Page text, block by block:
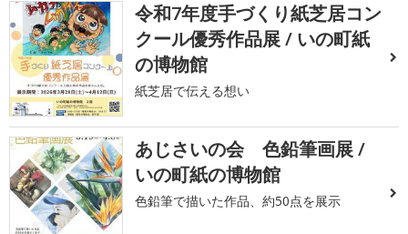
令和7年度手づくり紙芝居コン
クール優秀作品展 / いの町紙
の博物館
紙芝居で伝える想い
あじさいの会 色鉛筆画展 /
いの町紙の博物館
色鉛筆で描いた作品、約50点を展示